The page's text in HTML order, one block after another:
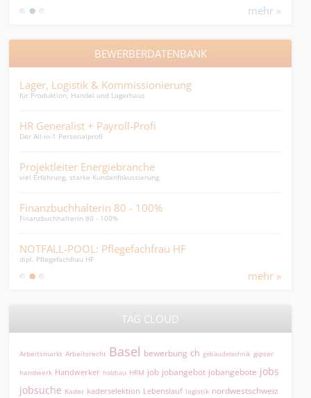
mehr »
BEWERBERDATENBANK
Lager, Logistik & Kommissionierung
für Produktion, Handel und Lagerhaus
HR Generalist + Payroll-Profi
Der All-in-1 Personalprofi
Projektleiter Energiebranche
viel Erfahrung, starke Kundenfokussierung
Finanzbuchhalterin 80 - 100%
Finanzbuchhalterin 80 - 100%
NOTFALL-POOL: Pflegefachfrau HF
dipl. Pflegefachfrau HF
mehr »
TAG CLOUD
Arbeitsmarkt Arbeitsrecht Basel bewerbung ch gebäudetechnik gipser
handwerk Handwerker holzbau HRM job jobangebot jobangebote jobs
jobsuche Kader kaderselektion Lebenslauf logistik nordwestschweiz